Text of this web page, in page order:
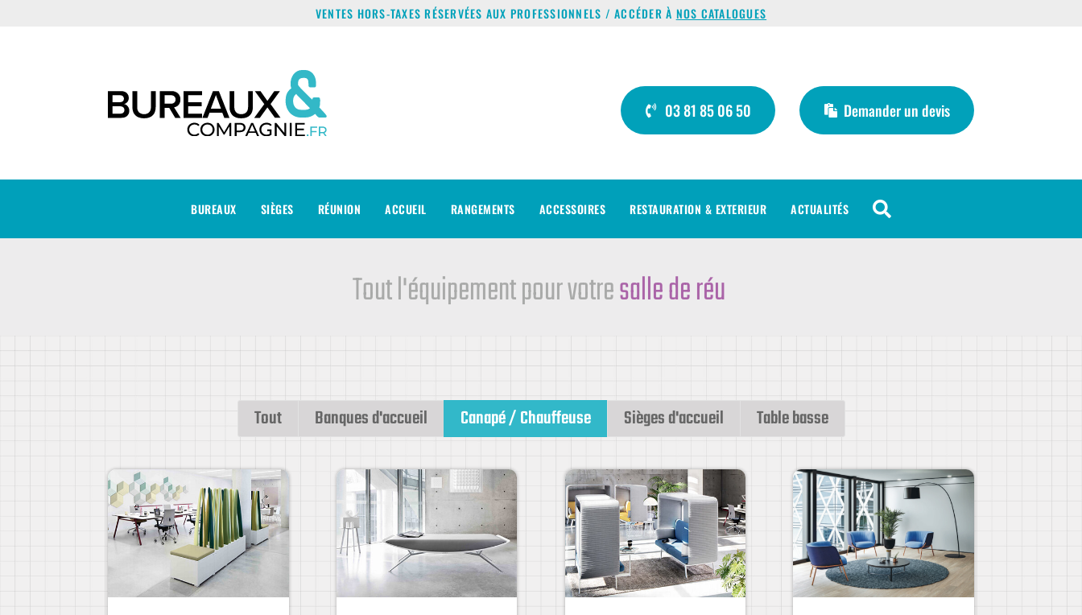
VENTES HORS-TAXES RÉSERVÉES AUX PROFESSIONNELS / ACCÉDER À NOS CATALOGUES
03 81 85 06 50 Demander un devis
BUREAUX SIÈGES RÉUNION ACCUEIL RANGEMENTS ACCESSOIRES RESTAURATION & EXTERIEUR ACTUALITÉS 
Tout l'équipement pour votresalle de réunion
Tout Banques d'accueil Canapé / Chauffeuse Sièges d'accueil Table basse